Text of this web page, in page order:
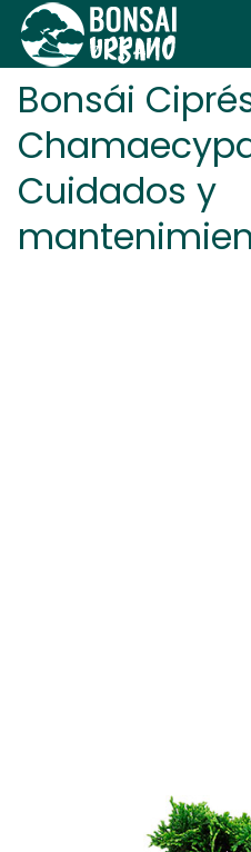
Bonsái
Cuidados y